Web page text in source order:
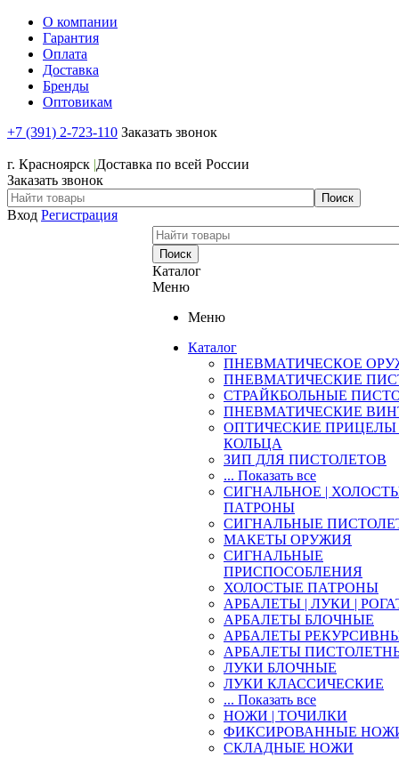
О компании
Гарантия
Оплата
Доставка
Бренды
Оптовикам
+7 (391) 2-723-110 Заказать звонок
г. Красноярск |Доставка по всей России
Заказать звонок
Вход Регистрация
Каталог
Меню
Меню
Каталог
ПНЕВМАТИЧЕСКОЕ
ПНЕВМАТИЧЕСКИЕ
СТРАЙКБОЛЬНЫЕ
ПНЕВМАТИЧЕСКИЕ
ОПТИЧЕСКИЕ ПРИЦЕЛЫ
КОЛЬЦА
ЗИП ДЛЯ ПИСТОЛЕТОВ
... Показать все
СИГНАЛЬНОЕ |
ПАТРОНЫ
СИГНАЛЬНЫЕ
МАКЕТЫ ОРУЖИЯ
СИГНАЛЬНЫЕ
ПРИСПОСОБЛЕНИЯ
ХОЛОСТЫЕ ПАТРОНЫ
АРБАЛЕТЫ | ЛУКИ |
АРБАЛЕТЫ БЛОЧНЫЕ
АРБАЛЕТЫ
АРБАЛЕТЫ
ЛУКИ БЛОЧНЫЕ
ЛУКИ КЛАССИЧЕСКИЕ
... Показать все
НОЖИ | ТОЧИЛКИ
ФИКСИРОВАННЫЕ
СКЛАДНЫЕ НОЖИ